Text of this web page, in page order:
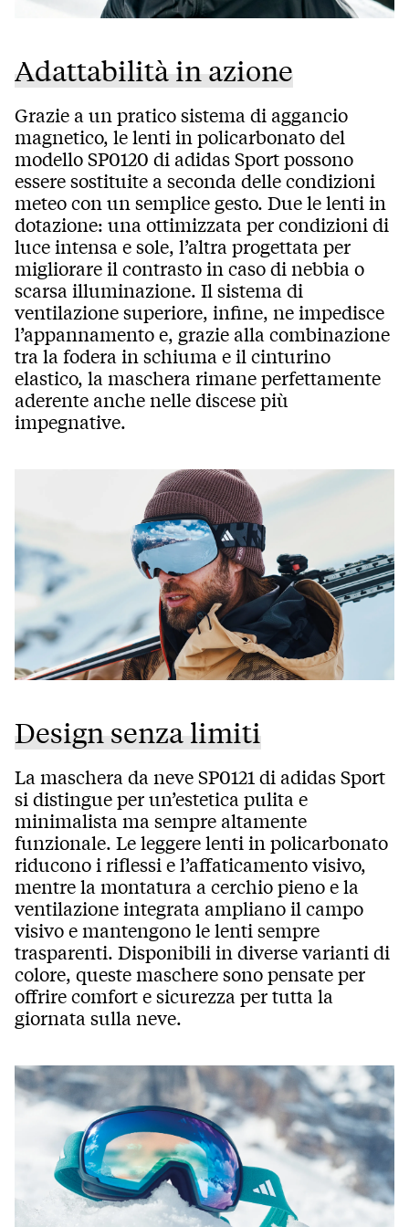
Adattabilità in azione
Grazie a un pratico sistema di aggancio
magnetico, le lenti in policarbonato del
modello SP0120 di adidas Sport possono
essere sostituite a seconda delle condizioni
meteo con un semplice gesto. Due le lenti in
dotazione: una ottimizzata per condizioni di
luce intensa e sole, l’altra progettata per
migliorare il contrasto in caso di nebbia o
scarsa illuminazione. Il sistema di
ventilazione superiore, infine, ne impedisce
l’appannamento e, grazie alla combinazione
tra la fodera in schiuma e il cinturino
elastico, la maschera rimane perfettamente
aderente anche nelle discese più
impegnative.
Design senza limiti
La maschera da neve SP0121 di adidas Sport
si distingue per un’estetica pulita e
minimalista ma sempre altamente
funzionale. Le leggere lenti in policarbonato
riducono i riflessi e l’affaticamento visivo,
mentre la montatura a cerchio pieno e la
ventilazione integrata ampliano il campo
visivo e mantengono le lenti sempre
trasparenti. Disponibili in diverse varianti di
colore, queste maschere sono pensate per
offrire comfort e sicurezza per tutta la
giornata sulla neve.